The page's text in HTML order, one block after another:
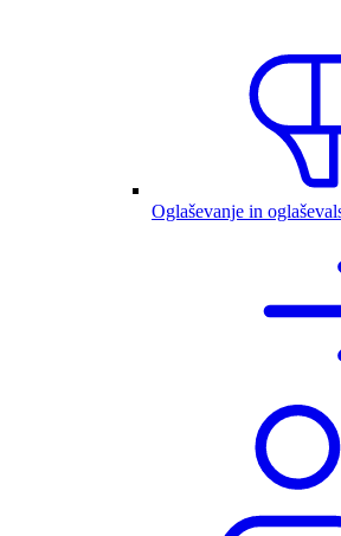
Oglaševanje in